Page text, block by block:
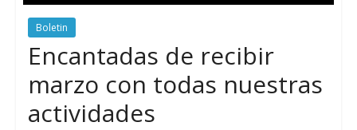
Boletin
Encantadas de recibir
marzo con todas nuestras
actividades